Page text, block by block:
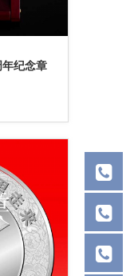
纪念章